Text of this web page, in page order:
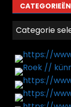
CATEGORIEËN
Categorieën